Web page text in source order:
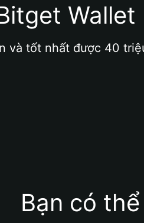
Wallet
và tốt nhất được 40
Bạn có